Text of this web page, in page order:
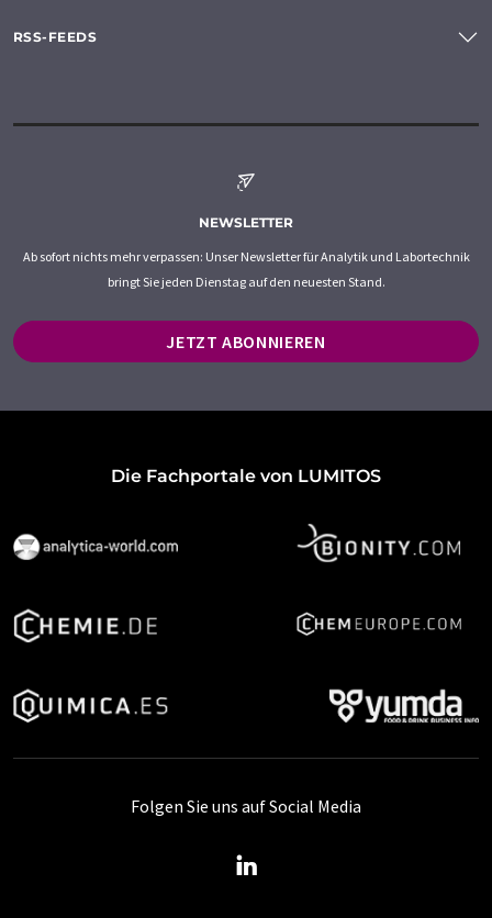
RSS-FEEDS
NEWSLETTER
Ab sofort nichts mehr verpassen: Unser Newsletter für Analytik und Labortechnik
bringt Sie jeden Dienstag auf den neuesten Stand.
JETZT ABONNIEREN
Die Fachportale von LUMITOS
Folgen Sie uns auf Social Media